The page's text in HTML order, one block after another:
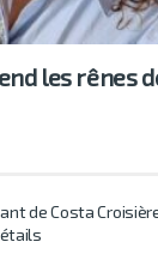
les rênes
de Costa